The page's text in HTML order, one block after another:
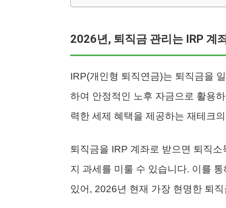
2026년, 퇴직금 관리는 IRP 계
IRP(개인형 퇴직연금)는 퇴직금을
하여 안정적인 노후 자금으로 활용
력한 세제 혜택을 제공하는 재테크
퇴직금을 IRP 계좌로 받으면 퇴직
지 과세를 미룰 수 있습니다. 이를
있어, 2026년 현재 가장 현명한 퇴